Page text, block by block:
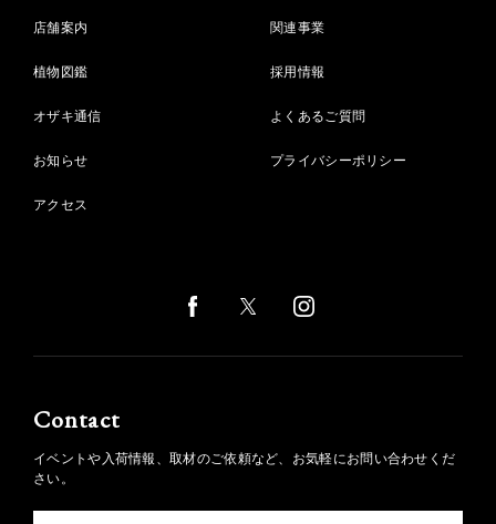
店舗案内
植物図鑑
オザキ通信
お知らせ
アクセス
関連事業
採用情報
よくあるご質問
プライバシーポリシー
Contact
イベントや入荷情報、取材のご依頼など、お気軽にお問い合わせくだ
さい。